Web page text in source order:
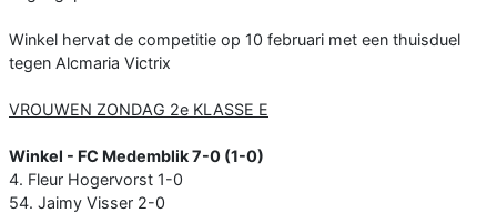
Winkel hervat de competitie op 10 februari met een thuisduel
tegen Alcmaria Victrix
VROUWEN ZONDAG 2e KLASSE E
Winkel - FC Medemblik 7-0 (1-0)
4. Fleur Hogervorst 1-0
54. Jaimy Visser 2-0